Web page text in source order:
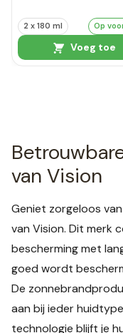
2 x 180 ml Op
Voeg toe
van Vision
Geniet zorgeloos
van Vision. Dit merk
bescherming met
goed wordt
De
aan bij ieder
technologie blijft je